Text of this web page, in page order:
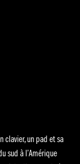
clavier, un pad et sa
sud à l’Amérique